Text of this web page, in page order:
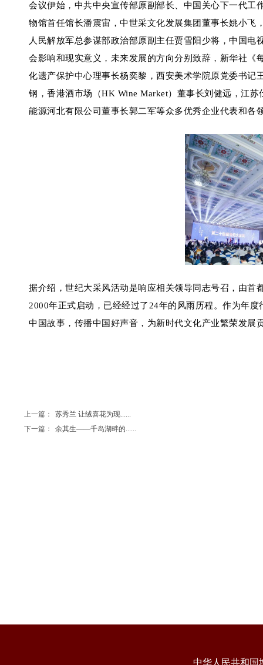
会议伊始，中共中央宣传部原副部长、中国关心下一代
物馆首任馆长潘震宙，中世采文化发展集团董事长姚小
人民解放军总参谋部政治部原副主任贾雪阳少将，中国
会影响和现实意义，未来发展的方向分别致辞，新华社
化遗产保护中心理事长杨奕黎，西安美术学院原党委书
钢，香港酒市场（HK Wine Market）董事长刘健远，江
能源河北有限公司董事长郭二军等众多优秀企业代表和各
据介绍，世纪大采风活动是响应相关领导同志号召，由
2000年正式启动，已经经过了24年的风雨历程。作为年
中国故事，传播中国好声音，为新时代文化产业繁荣发展
上一篇：
苏秀兰 让绒喜花为现......
下一篇：
余其生——千岛湖畔的......
中华人民共和国